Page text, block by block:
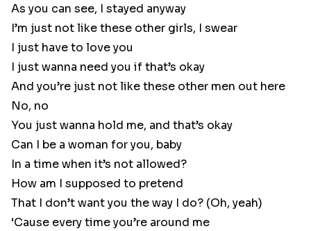
As you can see, I stayed anyway
I’m just not like these other girls, I swear
I just have to love you
I just wanna need you if that’s okay
And you’re just not like these other men out here
No, no
You just wanna hold me, and that’s okay
Can I be a woman for you, baby
In a time when it’s not allowed?
How am I supposed to pretend
That I don’t want you the way I do? (Oh, yeah)
‘Cause every time you’re around me